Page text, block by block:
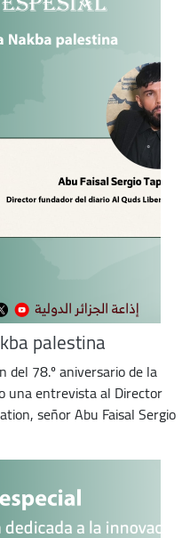
palestina
del 78.º aniversario de la
una entrevista al Director
señor Abu Faisal Sergio